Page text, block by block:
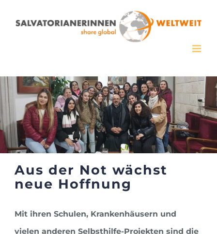
Inhalt
Aus der Not wächst
neue Hoffnung
Mit ihren Schulen, Krankenhäusern und
vielen anderen Selbsthilfe-Projekten sind die